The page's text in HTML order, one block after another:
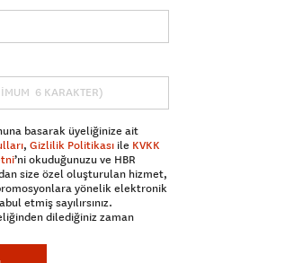
basarak üyeliğinize ait
, Gizlilik Politikası ile KVKK
’ni okuduğunuzu ve HBR
size özel oluşturulan hizmet,
yönelik elektronik
etmiş sayılırsınız.
dilediğiniz zaman